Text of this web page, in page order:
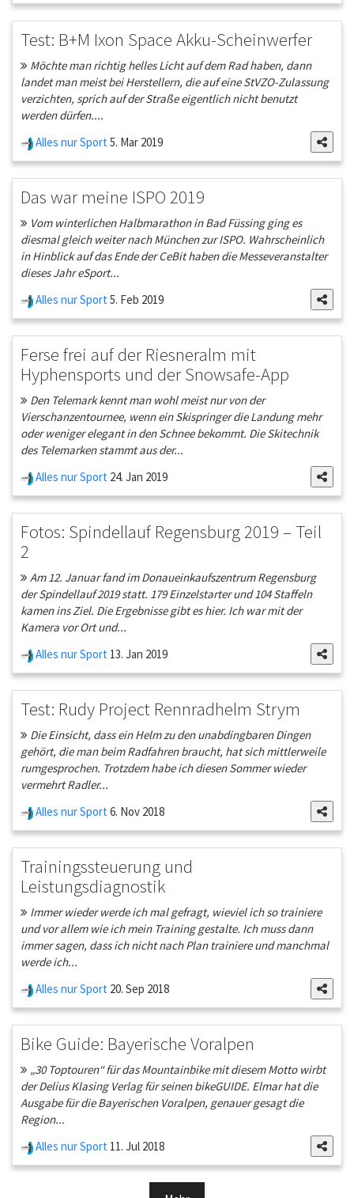
Test: B+M Ixon Space Akku-Scheinwerfer
Möchte man richtig helles Licht auf dem Rad haben, dann
landet man meist bei Herstellern, die auf eine StVZO-Zulassung
verzichten, sprich auf der Straße eigentlich nicht benutzt
werden dürfen....
Alles nur Sport 5. Mar 2019
Das war meine ISPO 2019
Vom winterlichen Halbmarathon in Bad Füssing ging es
diesmal gleich weiter nach München zur ISPO. Wahrscheinlich
in Hinblick auf das Ende der CeBit haben die Messeveranstalter
dieses Jahr eSport...
Alles nur Sport 5. Feb 2019
Ferse frei auf der Riesneralm mit
Hyphensports und der Snowsafe-App
Den Telemark kennt man wohl meist nur von der
Vierschanzentournee, wenn ein Skispringer die Landung mehr
oder weniger elegant in den Schnee bekommt. Die Skitechnik
des Telemarken stammt aus der...
Alles nur Sport 24. Jan 2019
Fotos: Spindellauf Regensburg 2019 – Teil
2
Am 12. Januar fand im Donaueinkaufszentrum Regensburg
der Spindellauf 2019 statt. 179 Einzelstarter und 104 Staffeln
kamen ins Ziel. Die Ergebnisse gibt es hier. Ich war mit der
Kamera vor Ort und...
Alles nur Sport 13. Jan 2019
Test: Rudy Project Rennradhelm Strym
Die Einsicht, dass ein Helm zu den unabdingbaren Dingen
gehört, die man beim Radfahren braucht, hat sich mittlerweile
rumgesprochen. Trotzdem habe ich diesen Sommer wieder
vermehrt Radler...
Alles nur Sport 6. Nov 2018
Trainingssteuerung und
Leistungsdiagnostik
Immer wieder werde ich mal gefragt, wieviel ich so trainiere
und vor allem wie ich mein Training gestalte. Ich muss dann
immer sagen, dass ich nicht nach Plan trainiere und manchmal
werde ich...
Alles nur Sport 20. Sep 2018
Bike Guide: Bayerische Voralpen
„30 Toptouren“ für das Mountainbike mit diesem Motto wirbt
der Delius Klasing Verlag für seinen bikeGUIDE. Elmar hat die
Ausgabe für die Bayerischen Voralpen, genauer gesagt die
Region...
Alles nur Sport 11. Jul 2018